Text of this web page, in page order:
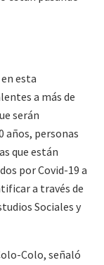
esta
a más de
serán
años, personas
que están
por Covid-19 a
a través de
Sociales y
Colo, señaló